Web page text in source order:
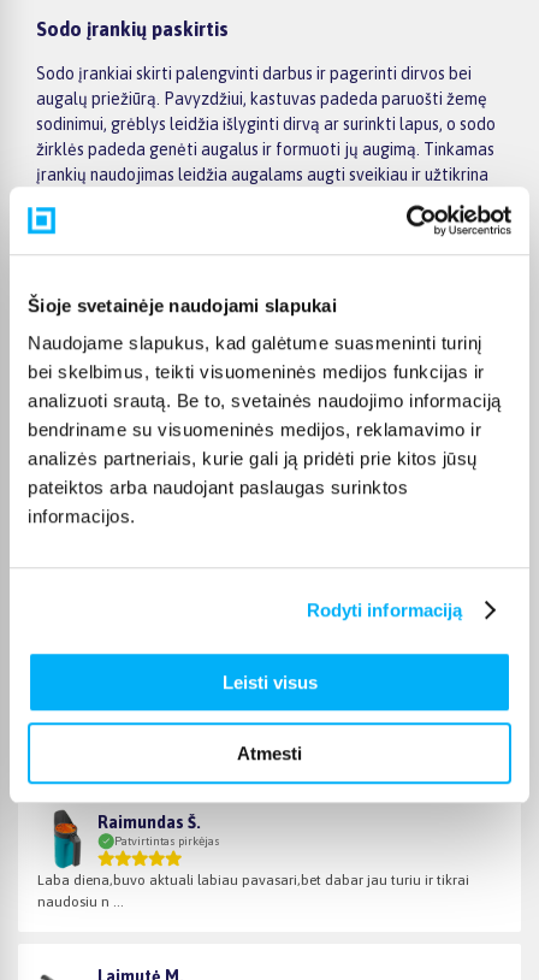
Šioje svetainėje naudojami slapukai
Naudojame slapukus, kad galėtume suasmeninti turinį
bei skelbimus, teikti visuomeninės medijos funkcijas ir
analizuoti srautą. Be to, svetainės naudojimo informaciją
bendriname su visuomeninės medijos, reklamavimo ir
analizės partneriais, kurie gali ją pridėti prie kitos jūsų
pateiktos arba naudojant paslaugas surinktos
informacijos.
Rodyti informaciją
Leisti visus
Atmesti
Sodo įrankių paskirtis
Sodo įrankiai skirti palengvinti darbus ir pagerinti dirvos bei
augalų priežiūrą. Pavyzdžiui, kastuvas padeda paruošti žemę
sodinimui, grėblys leidžia išlyginti dirvą ar surinkti lapus, o sodo
žirklės padeda genėti augalus ir formuoti jų augimą. Tinkamas
įrankių naudojimas leidžia augalams augti sveikiau ir užtikrina
Renkantis sodo įrankius svarbu atsižvelgti į jų kokybę,
patogumą ir paskirtį. Patvarūs metaliniai įrankiai su
ergonomiškomis rankenomis yra patogesni naudoti ir tarnauja
ilgiau. Taip pat verta rinktis įrankius, kurie atitinka planuojamus
darbus – mažiems gėlynams pakanka rankinių įrankių, o
didesniems sodams gali prireikti ir galingesnės sodo technikos.
Bigbox
Sodo įrankius galite patogiai įsigyti internetu. Taip pat prekes
galite atsiimti
Pirkėjų atsiliepimai apie prekes
Raimundas Š.
Patvirtintas pirkėjas
Laba diena,buvo aktuali labiau pavasari,bet dabar jau turiu ir tikrai
naudosiu n ...